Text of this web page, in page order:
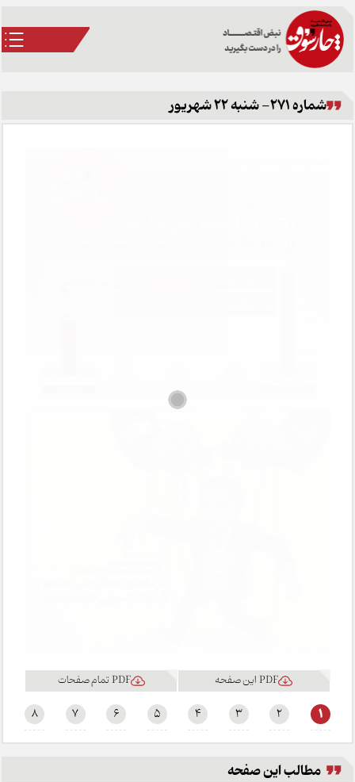
شماره 271- شنبه 22 شهریور
PDF این صفحه PDF تمام صفحات
1
2
3
4
5
6
7
8
مطالب این صفحه